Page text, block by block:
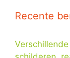
Recente